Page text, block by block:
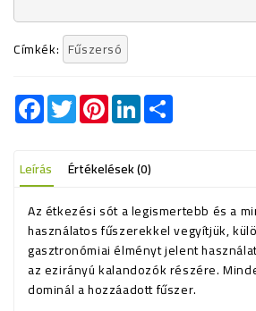
Címkék: Fűszersó
Facebook
TwitterPinterestLinkedIn
Leírás
Értékelések (0)
Az étkezési sót a legismertebb és a
használatos fűszerekkel vegyítjük,
gasztronómiai élményt jelent
az ezirányú kalandozók részére.
dominál a hozzáadott fűszer.